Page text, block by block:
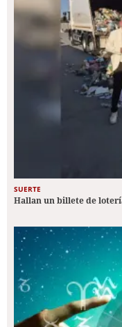
SUERTE
Hallan un billete de